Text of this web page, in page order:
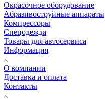
Окрасочное оборудование
Aбразивоструйные аппараты
Компрессоры
Спецодежда
Товары для автосервиса
Информация
О компании
Доставка и оплата
Контакты